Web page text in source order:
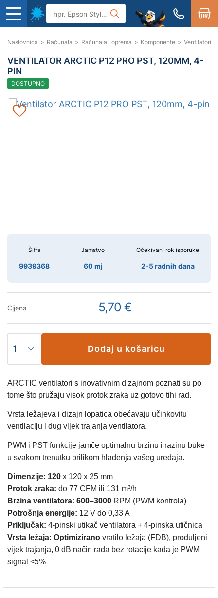
Naslovnica > Računala > Računala i oprema > Komponente > Ventilatori i
ARCTIC ventilatori s inovativnim dizajnom poznati su po
tome što pružaju visok protok zraka uz gotovo tihi rad.
Vrsta ležajeva i dizajn lopatica obećavaju učinkovitu
ventilaciju i dug vijek trajanja ventilatora.
PWM i PST funkcije jamče optimalnu brzinu i razinu buke
u svakom trenutku prilikom hlađenja vašeg uređaja.
Dimenzije: 120 x 120 x 25 mm
Protok zraka: do 77 CFM ili 131 m³/h
Brzina ventilatora: 600–3000 RPM (PWM kontrola)
Potrošnja energije: 12 V do 0,33 A
Priključak: 4-pinski utikač ventilatora + 4-pinska utičnica
Vrsta ležaja: Optimizirano vratilo ležaja (FDB), produljeni
vijek trajanja, 0 dB način rada bez rotacije kada je PWM
signal <5%
VENTILATOR ARCTIC P12 PRO PST, 120MM, 4-
PIN
DOSTUPNO
Šifra
9939368
Jamstvo
60 mj
Očekivani rok isporuke
2-5 radnih dana
Cijena 5,70 €
Dodaj u košaricu